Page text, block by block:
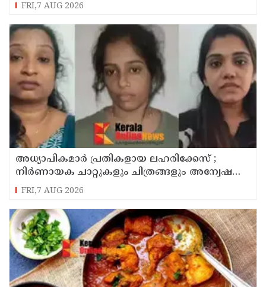
FRI,7 AUG 2026
അധ്യാപികമാര്‍ പ്രതികളായ ലഹരിക്കേസ് ;
നിർണായക ചാറ്റുകളും ചിത്രങ്ങളും അന്വേഷണ
സംഘത്തിന്
FRI,7 AUG 2026